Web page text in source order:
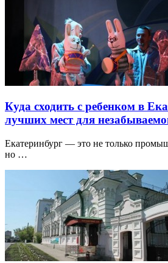
Куда сходить с ребенком в
лучших мест для
Екатеринбург — это не только
но …